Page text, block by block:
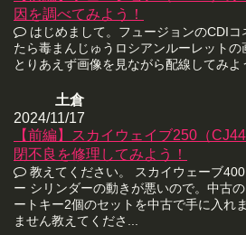
因を調べてみよう！
はじめまして。フュージョンのCDI
たら毒まんじゅうロシアンルーレットの
とりあえず画像を見ながら配線してみよ
土倉
2024/11/17
【前編】スカイウェイブ250（
閉不良を修理してみよう！
教えてください。 スカイウェーブ
ー シリンダーの動きが悪いので。中古
ートキー2個のセットを中古で手に入れ
ません教えてくださ...